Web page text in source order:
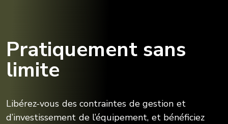
Pratiquement sans
limite
Libérez-vous des contraintes de gestion et
d’investissement de l’équipement, et bénéficiez